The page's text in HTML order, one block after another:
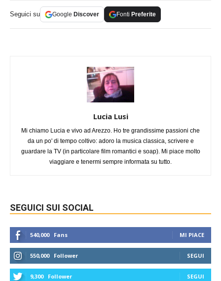
Seguici su Google Discover Fonti Preferite
Lucia Lusi
Mi chiamo Lucia e vivo ad Arezzo. Ho tre grandissime passioni che
da un po' di tempo coltivo: adoro la musica classica, scrivere e
guardare la TV (in particolare film romantici e soap). Mi piace molto
viaggiare e tenermi sempre informata su tutto.
SEGUICI SUI SOCIAL
540,000 Fans MI PIACE
550,000 Follower SEGUI
9,300 Follower SEGUI